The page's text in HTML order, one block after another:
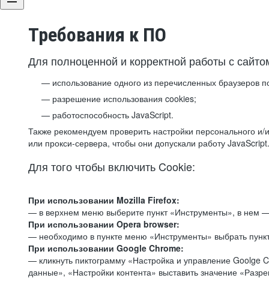
Требования к ПО
Для полноценной и корректной работы с
использование одного из перечисленных браузеров
разрешение использования cookies;
работоспособность JavaScript.
Также рекомендуем проверить настройки персонального
или прокси-сервера, чтобы они допускали работу JavaScript.
Для того чтобы включить Cookie:
При использовании Mozilla Firefox:
— в верхнем меню выберите пункт «Инструменты», в нем
При использовании Opera browser:
— необходимо в пункте меню «Инструменты» выбрать
При использовании Google Chrome:
— кликнуть пиктограмму «Настройка и управление Goolge
данные», «Настройки контента» выставить значение